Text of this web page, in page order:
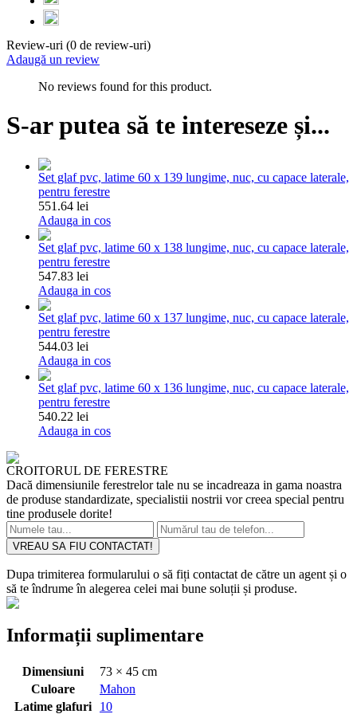
Review-uri (0 de review-uri)
Adaugă un review
No reviews found for this product.
S-ar putea să te intereseze și...
Set glaf pvc, latime 60 x 139 lungime, nuc, cu capace laterale,
pentru ferestre
551.64 lei
Adauga in cos
Set glaf pvc, latime 60 x 138 lungime, nuc, cu capace laterale,
pentru ferestre
547.83 lei
Adauga in cos
Set glaf pvc, latime 60 x 137 lungime, nuc, cu capace laterale,
pentru ferestre
544.03 lei
Adauga in cos
Set glaf pvc, latime 60 x 136 lungime, nuc, cu capace laterale,
pentru ferestre
540.22 lei
Adauga in cos
CROITORUL DE FERESTRE
Dacă dimensiunile ferestrelor tale nu se incadreaza in gama noastra
de produse standardizate, specialistii nostrii vor creea special pentru
tine produsele dorite!
VREAU SA FIU CONTACTAT!
Dupa trimiterea formularului o să fiți contactat de către un agent și o
să te îndrume în alegerea celei mai bune soluții și produse.
Informații suplimentare
Dimensiuni
73 × 45 cm
Culoare
Mahon
Latime glafuri
10